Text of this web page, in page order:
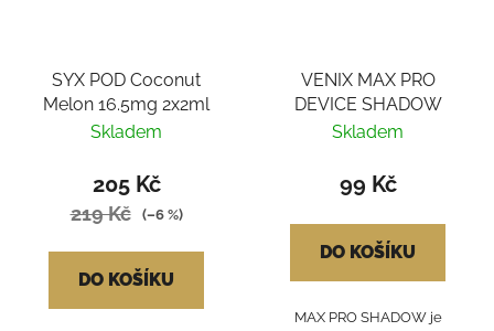
SYX POD Coconut
Melon 16.5mg 2x2ml
Skladem
205 Kč
219 Kč (–6 %)
DO KOŠÍKU
VENIX MAX PRO
DEVICE SHADOW
Skladem
99 Kč
DO KOŠÍKU
MAX PRO SHADOW je